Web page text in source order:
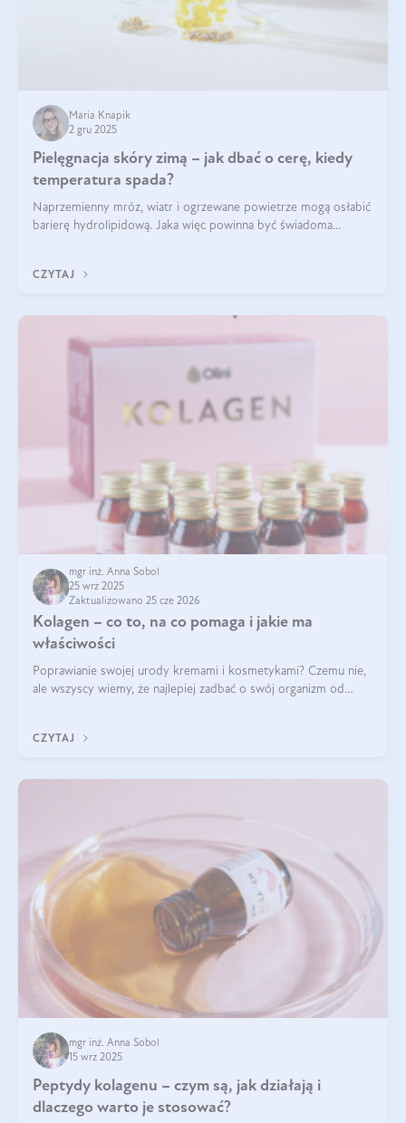
Maria Knapik
2 gru 2025
Pielęgnacja skóry zimą – jak dbać o cerę, kiedy
temperatura spada?
Naprzemienny mróz, wiatr i ogrzewane powietrze mogą osłabić
barierę hydrolipidową. Jaka więc powinna być świadoma
CZYTAJ
mgr inż. Anna Sobol
25 wrz 2025
Zaktualizowano 25 cze 2026
Kolagen – co to, na co pomaga i jakie ma
właściwości
Poprawianie swojej urody kremami i kosmetykami? Czemu nie,
ale wszyscy wiemy, że najlepiej zadbać o swój organizm od
wysokiej jakości suplem
CZYTAJ
mgr inż. Anna Sobol
15 wrz 2025
Peptydy kolagenu – czym są, jak działają i
dlaczego warto je stosować?